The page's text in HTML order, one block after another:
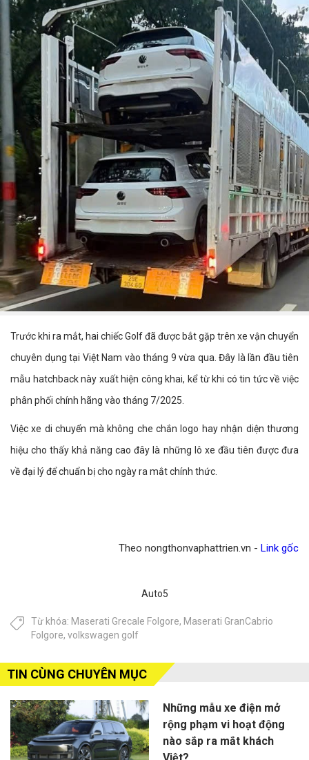
Trước khi ra mắt, hai chiếc Golf đã được bắt gặp trên xe vận chuyển
chuyên dụng tại Việt Nam vào tháng 9 vừa qua. Đây là lần đầu tiên
mẫu hatchback này xuất hiện công khai, kể từ khi có tin tức về việc
phân phối chính hãng vào tháng 7/2025.
Việc xe di chuyển mà không che chắn logo hay nhận diện thương
hiệu cho thấy khả năng cao đây là những lô xe đầu tiên được đưa
về đại lý để chuẩn bị cho ngày ra mắt chính thức.
Theo nongthonvaphattrien.vn - Link gốc
Auto5
Từ khóa: Maserati Grecale Folgore, Maserati GranCabrio
Folgore, volkswagen golf
TIN CÙNG CHUYÊN MỤC
Những mẫu xe điện mở
rộng phạm vi hoạt động
nào sắp ra mắt khách